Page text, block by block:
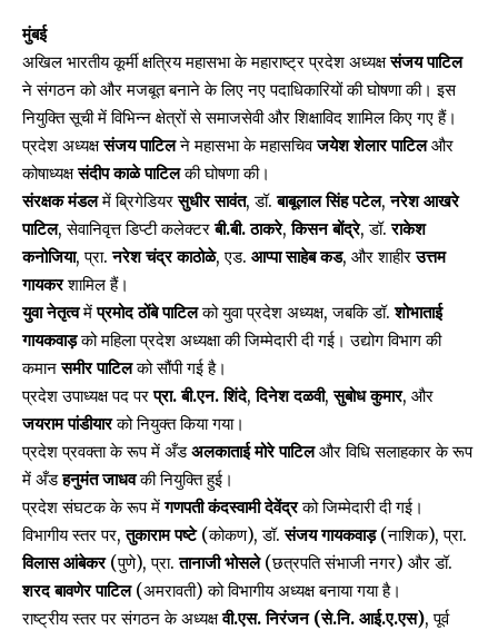
मुंबई
अखिल भारतीय कूर्मी क्षत्रिय महासभा केमहाराष्ट्रप्रदेश अध्यक्षसंजय पाटिल
ने संगठन को और मजबूत बनाने के लिए नए पदाधिकारियों की घोषणा की। इस
नियुक्ति सूची में विभिन्न क्षेत्रों से समाजसेवी और शिक्षाविद शामिल किए गए हैं।
प्रदेश अध्यक्षसंजय पाटिलने महासभा के महासचिवजयेश शेलार पाटिलऔर
कोषाध्यक्षसंदीप काळे पाटिलकी घोषणा की।
संरक्षक मंडलमें ब्रिगेडियरसुधीर सावंत, डॉ.बाबूलाल सिंह पटेल,नरेश आखरे
पाटिल, सेवानिवृत्त डिप्टी कलेक्टरबी.बी. ठाकरे,किसन बोंद्रे, डॉ.राकेश
कनोजिया, प्रा.नरेश चंद्र काठोळे, एड. आप्पा साहेब कड, और शाहीरउत्तम
गायकरशामिल हैं।
युवा नेतृत्वमेंप्रमोद ठोंबे पाटिलको युवा प्रदेश अध्यक्ष, जबकि डॉ.शोभाताई
गायकवाड़को महिला प्रदेश अध्यक्षा की जिम्मेदारी दी गई। उद्योग विभाग की
कमानसमीर पाटिलको सौंपी गई है।
प्रदेश उपाध्यक्ष पद परप्रा. बी.एन. शिंदे,दिनेश दळवी,सुबोध कुमार, और
जयराम पांडीयारको नियुक्त किया गया।
प्रदेश प्रवक्ता के रूप में अँडअलकाताई मोरे पाटिलऔर विधि सलाहकार के रूप
में अँडहनुमंत जाधवकी नियुक्ति हुई।
प्रदेश संघटक के रूप मेंगणपती कंदस्वामी देवेंद्रको जिम्मेदारी दी गई।
विभागीय स्तर पर,तुकाराम पष्टे(कोकण), डॉ.संजय गायकवाड़(नाशिक), प्रा.
विलास आंबेकर(पुणे), प्रा.तानाजी भोसले(छत्रपति संभाजी नगर) और डॉ.
शरद बावणेर पाटिल(अमरावती) को विभागीय अध्यक्ष बनाया गया है।
राष्ट्रीय स्तर पर संगठन के अध्यक्षवी.एस. निरंजन (से.नि. आई.ए.एस), पूर्व